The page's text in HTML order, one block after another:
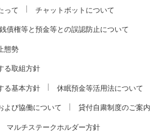
って チャットボットについて
債権等と預金等との誤認防止について
態勢
る取組方針
る基本方針 休眠預金等活用法について
よび協働について 貸付自粛制度のご案内
マルチステークホルダー方針